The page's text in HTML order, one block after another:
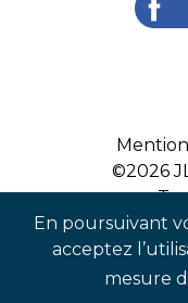
En poursuivant
acceptez
mesure
©2026